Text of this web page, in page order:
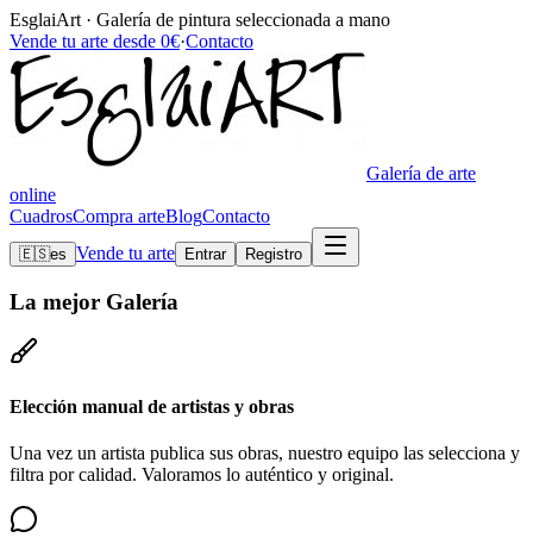
EsglaiArt · Galería de pintura seleccionada a mano
Vende tu arte desde 0€·Contacto
Galería de arte
online
CuadrosCompra arteBlogContacto
🇪🇸es Vende tu arte Entrar Registro
La mejor Galería
Elección manual de artistas y obras
Una vez un artista publica sus obras, nuestro equipo las selecciona y
filtra por calidad. Valoramos lo auténtico y original.